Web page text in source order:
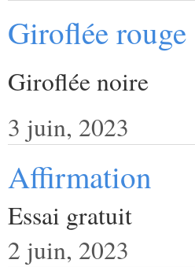
Giroflée rouge
Giroflée noire
3 juin, 2023
Affirmation
Essai gratuit
2 juin, 2023